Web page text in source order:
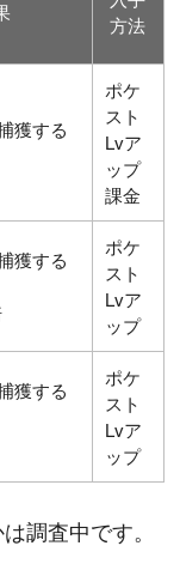
方法
獲する
ポケ
スト
Lvア
ップ
課金
獲する
ポケ
スト
Lvア
ップ
獲する
ポケ
スト
Lvア
ップ
調査中です。